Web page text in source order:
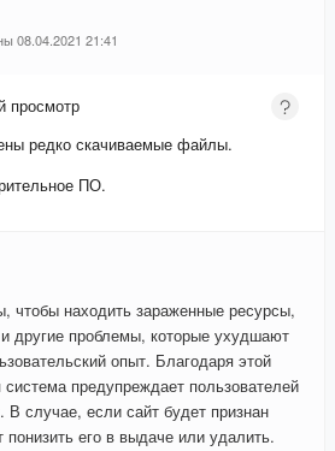
08.04.2021 21:41
просмотр
редко скачиваемые файлы.
ПО.
чтобы находить зараженные ресурсы,
другие проблемы, которые ухудшают
опыт. Благодаря этой
предупреждает пользователей
В случае, если сайт будет признан
его в выдаче или удалить.